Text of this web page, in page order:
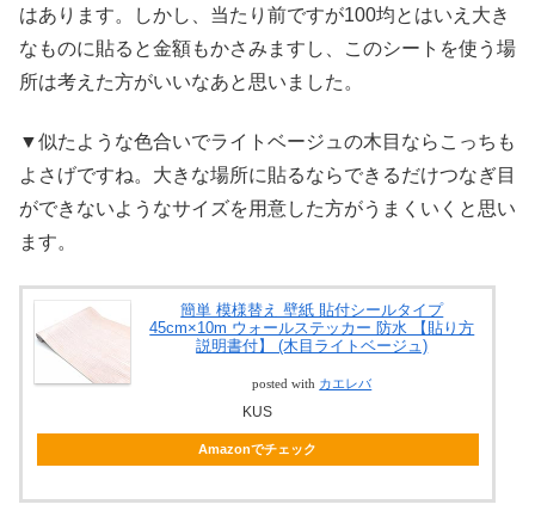
はあります。しかし、当たり前ですが100均とはいえ大き
なものに貼ると金額もかさみますし、このシートを使う場
所は考えた方がいいなあと思いました。
▼似たような色合いでライトベージュの木目ならこっちも
よさげですね。大きな場所に貼るならできるだけつなぎ目
ができないようなサイズを用意した方がうまくいくと思い
ます。
簡単 模様替え 壁紙 貼付シールタイプ
45cm×10m ウォールステッカー 防水 【貼り方
説明書付】 (木目ライトベージュ)
posted with カエレバ
KUS
Amazonでチェック